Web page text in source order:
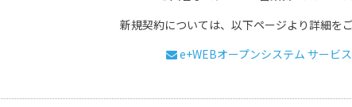
新規契約については、以下ページより詳細を
e+WEBオープンシステム サービ